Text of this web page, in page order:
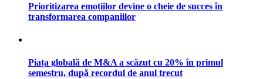
Prioritizarea emoțiilor devine o cheie de succes în
transformarea companiilor
Piața globală de M&A a scăzut cu 20% în primul
semestru, după recordul de anul trecut